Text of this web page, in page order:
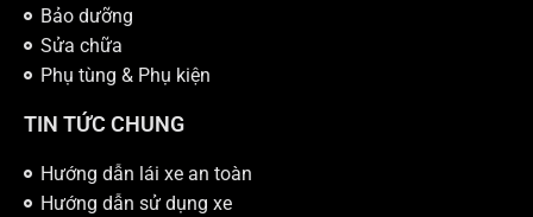
Bảo dưỡng
Sửa chữa
Phụ tùng & Phụ kiện
TIN TỨC CHUNG
Hướng dẫn lái xe an toàn
Hướng dẫn sử dụng xe